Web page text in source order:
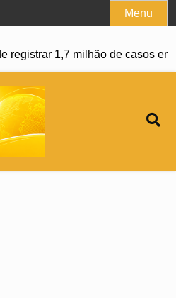
Menu
1,7 milhão de casos em 2027 |